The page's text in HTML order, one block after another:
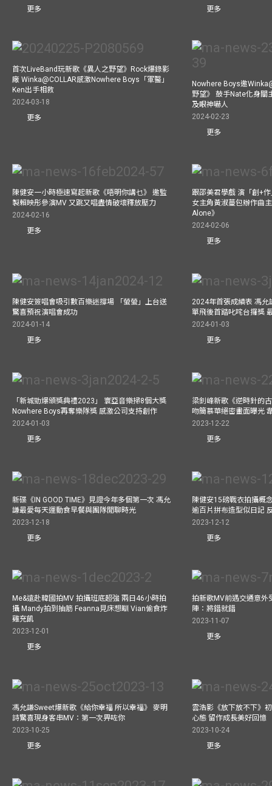
更多
更多
首次LiveBand玩新歌《異人之野望》Rock爆錄影
廠 Winka@COLLAR感激Nowhere Boys「軍醫」
Ken出手相救
2024-03-18
更多
Nowhere Boys邀
野望》 鼓手Nate化身關
及眼神嚇人
2024-02-23
更多
陳健安一小時極速寫起新歌《唔明你講乜》 邀監
製賴映彤參演MV 又跳又唱盡情破壞釋放壓力
2024-02-16
更多
跟邵美君學戲 演「創+
女主角黃淑蔓包辦作曲
Alone》
2024-02-06
更多
陳健安簽唱會吸引數百樂迷撐場 「螢螢」上台送
驚喜預祝演唱會成功
2024-01-14
更多
2024年首張成績表 馮允
單飛後首踏叱咤台攞獎
2024-01-03
更多
「新城勁爆頒獎典禮2023」 寰亞音樂掃8個大獎
Nowhere Boys再奪樂隊獎 感激公司支持創作
2024-01-03
更多
梁釗峰新歌《逆時針的
吻簡慕華絕密畫面曝光
2023-12-22
更多
新碟《IN GOOD TIME》見證今年多個第一次 馮允
謙最愛每天運動食早餐與團隊閒聊時光
2023-12-18
更多
陳健安15磅戰衣拍攝概
逾百片拼布造型似日記
2023-12-12
更多
Me&遠赴韓國拍MV 拍攝班底超強 兩日46小時拍
攝 Mandy拍到抽筋 Feanna見床想瞓 Vian偷食炸
雞充飢
2023-12-01
更多
拍新歌MV前遇交通意外
陣：將錯就錯
2023-11-07
更多
馮允謙Sweet爆新歌《給你幸福 所以幸福》 麥明
詩驚喜現身客串MV：第一次畀咗你
2023-10-25
更多
雲浩影《放下放不下》
心態 留作成長美好回憶
2023-10-24
更多